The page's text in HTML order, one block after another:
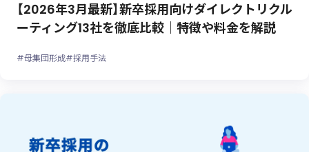
【2026年3月最新】新卒採用向けダイレクトリクル
ーティング13社を徹底比較｜特徴や料金を解説
#母集団形成#採用手法